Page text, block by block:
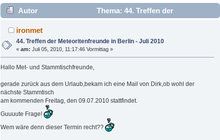
Autor
Thema: 44. Treffen der
Meteoritenfreunde in Berlin - Juli 2010 (Gelesen 6445 mal)
ironmet
44. Treffen der Meteoritenfreunde in Berlin - Juli 2010
«am: Juli 05, 2010, 11:17:46 Vormittag »
Hallo Met- und Stammtischfreunde,
gerade zurück aus dem Urlaub,bekam ich eine Mail von Dirk,ob wohl der
nächste Stammtisch
am kommenden Freitag, den 09.07.2010 stattfindet.
Guuuute Frage!
Wem wäre denn dieser Termin recht??